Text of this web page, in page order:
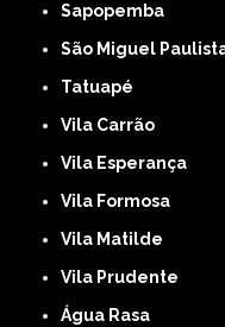
Sapopemba
São Miguel
Tatuapé
Vila Carrão
Vila Esperança
Vila Formosa
Vila Matilde
Vila Prudente
Água Rasa